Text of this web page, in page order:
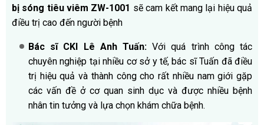
bị sóng tiêu viêm ZW-1001 sẽ cam kết mang lại hiệu quả
điều trị cao đến người bệnh
Bác sĩ CKI Lê Anh Tuấn:Với quá trình công tác
chuyên nghiệp tại nhiều cơ sở y tế, bác sĩ Tuấn đã điều
trị hiệu quả và thành công cho rất nhiều nam giới gặp
các vấn đề ở cơ quan sinh dục và được nhiều bệnh
nhân tin tưởng và lựa chọn khám chữa bệnh.